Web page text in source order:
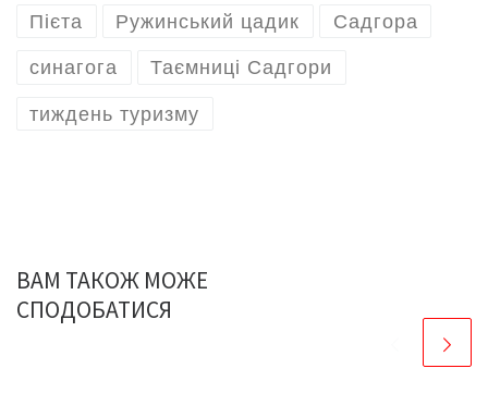
Пієта Ружинський цадик Садгора
синагога Таємниці Садгори
тиждень туризму
ВАМ ТАКОЖ МОЖЕ
СПОДОБАТИСЯ